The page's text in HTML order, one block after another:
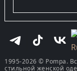
1995-2026 © Pompa.
стильной женской